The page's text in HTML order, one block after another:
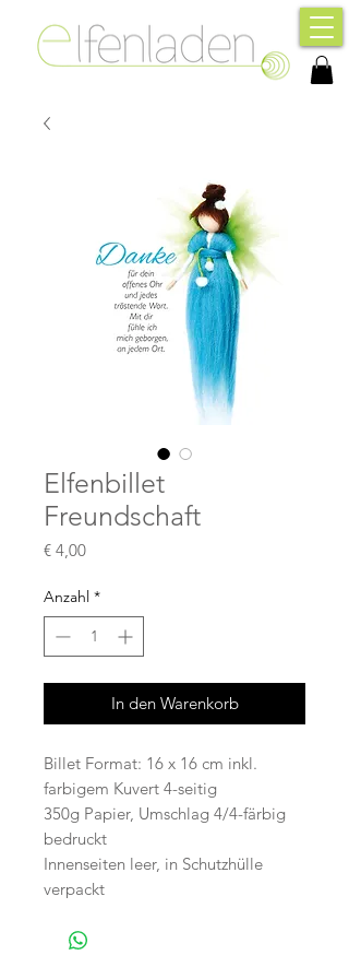
Elfenbillet
Freundschaft
€ 4,00Preis
Anzahl *
In den Warenkorb
Billet Format: 16 x 16 cm inkl.
farbigem Kuvert 4-seitig
350g Papier, Umschlag 4/4-färbig
bedruckt
Innenseiten leer, in Schutzhülle
verpackt